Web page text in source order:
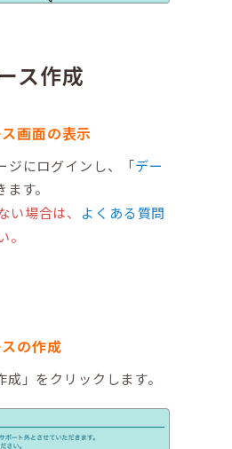
ス作成
画面の表示
ジにログインし、「デー
す。
い場合は、 よくある質問
の作成
成」をクリックします。